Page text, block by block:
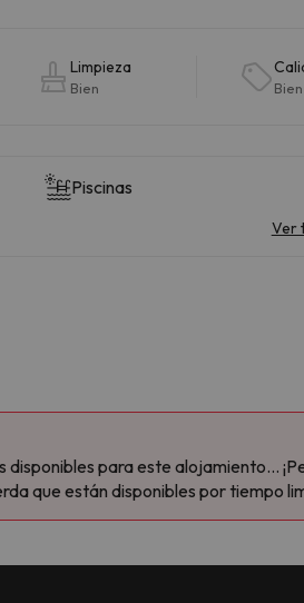
Limpieza
Bien Bien
Piscinas
Ver
para este alojamiento...
que están disponibles por tiempo